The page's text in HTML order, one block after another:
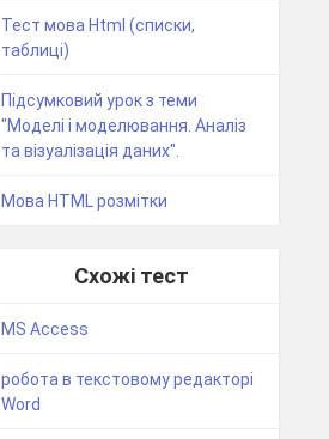
Тест мова Html (списки,
таблиці)
Підсумковий урок з теми
"Моделі і моделювання. Аналіз
та візуалізація даних".
Мова HTML розмітки
Схожі тест
MS Access
робота в текстовому редакторі
Word